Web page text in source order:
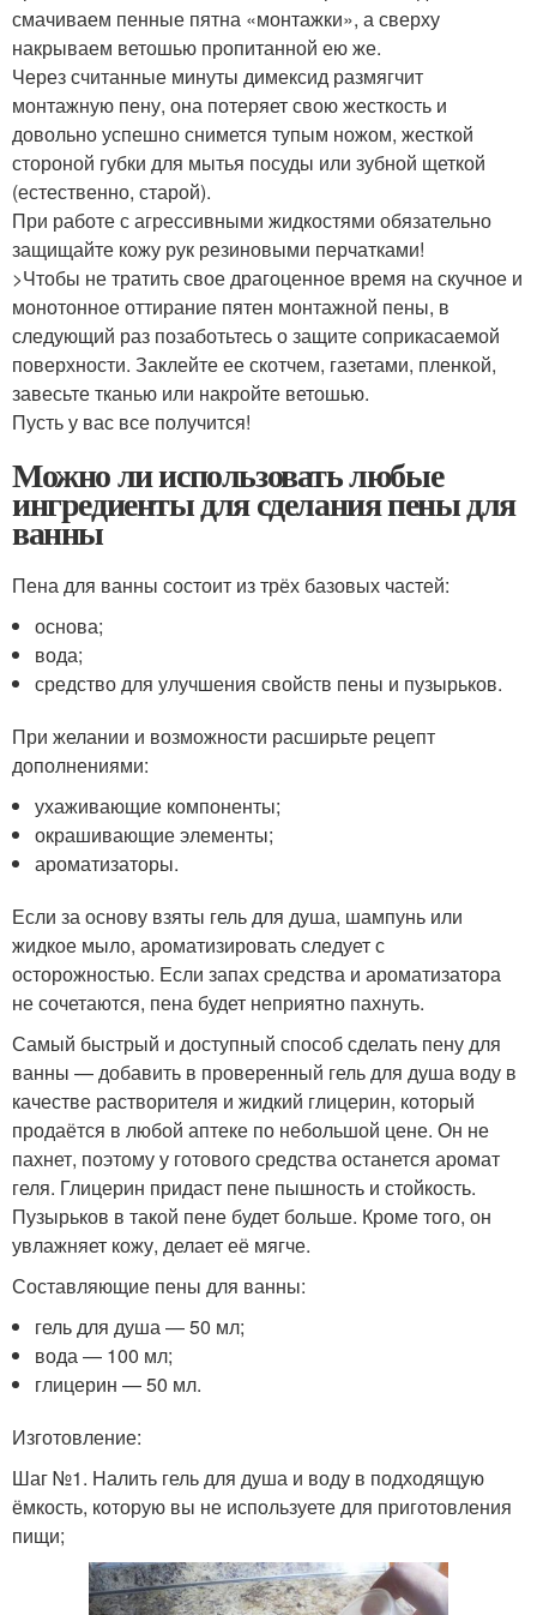
смачиваем пенные пятна «монтажки», а сверху
накрываем ветошью пропитанной ею же.
Через считанные минуты димексид размягчит
монтажную пену, она потеряет свою жесткость и
довольно успешно снимется тупым ножом, жесткой
стороной губки для мытья посуды или зубной щеткой
(естественно, старой).
При работе с агрессивными жидкостями обязательно
защищайте кожу рук резиновыми перчатками!
>Чтобы не тратить свое драгоценное время на скучное и
монотонное оттирание пятен монтажной пены, в
следующий раз позаботьтесь о защите соприкасаемой
поверхности. Заклейте ее скотчем, газетами, пленкой,
завесьте тканью или накройте ветошью.
Пусть у вас все получится!
Можно ли использовать любые
ингредиенты для сделания пены для
ванны
Пена для ванны состоит из трёх базовых частей:
основа;
вода;
средство для улучшения свойств пены и пузырьков.
При желании и возможности расширьте рецепт
дополнениями:
ухаживающие компоненты;
окрашивающие элементы;
ароматизаторы.
Если за основу взяты гель для душа, шампунь или
жидкое мыло, ароматизировать следует с
осторожностью. Если запах средства и ароматизатора
не сочетаются, пена будет неприятно пахнуть.
Самый быстрый и доступный способ сделать пену для
ванны — добавить в проверенный гель для душа воду в
качестве растворителя и жидкий глицерин, который
продаётся в любой аптеке по небольшой цене. Он не
пахнет, поэтому у готового средства останется аромат
геля. Глицерин придаст пене пышность и стойкость.
Пузырьков в такой пене будет больше. Кроме того, он
увлажняет кожу, делает её мягче.
Составляющие пены для ванны:
гель для душа — 50 мл;
вода — 100 мл;
глицерин — 50 мл.
Изготовление:
Шаг №1. Налить гель для душа и воду в подходящую
ёмкость, которую вы не используете для приготовления
пищи;